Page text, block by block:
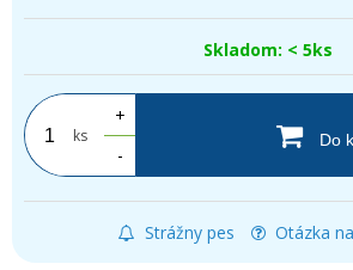
Skladom: < 5ks
ks
+
-
Do
Strážny pes Otázka